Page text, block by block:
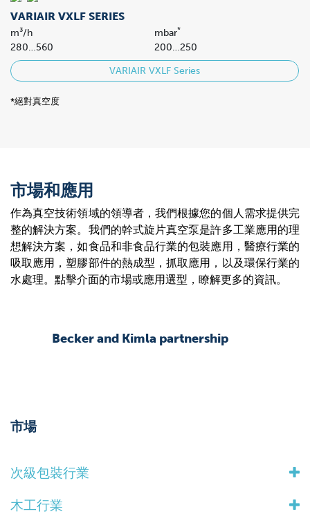
VARIAIR VXLF SERIES
m³/h mbar*
280…560 200…250
VARIAIR VXLF Series
*絕對真空度
市場和應用
作為真空技術領域的領導者，我們根據您的個人需求提供完
整的解決方案。我們的幹式旋片真空泵是許多工業應用的理
想解決方案，如食品和非食品行業的包裝應用，醫療行業的
吸取應用，塑膠部件的熱成型，抓取應用，以及環保行業的
水處理。點擊介面的市場或應用選型，瞭解更多的資訊。
Becker and Kimla partnership
市場
次級包裝行業
木工行業